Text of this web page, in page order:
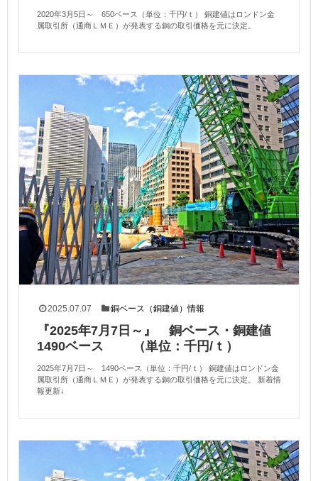
2020年3月5日～ 650ベース（単位：千円/ｔ） 銅建値はロンドン金
属取引所（通商ＬＭＥ）が発表する銅の取引価格を元に決定。
2025.07.07 銅ベース（銅建値）情報
『2025年7月7日～』 銅ベース・銅建値
1490ベース （単位：千円/ｔ）
2025年7月7日～ 1490ベース（単位：千円/ｔ） 銅建値はロンドン金
属取引所（通商ＬＭＥ）が発表する銅の取引価格を元に決定。 新着情
報更新↓